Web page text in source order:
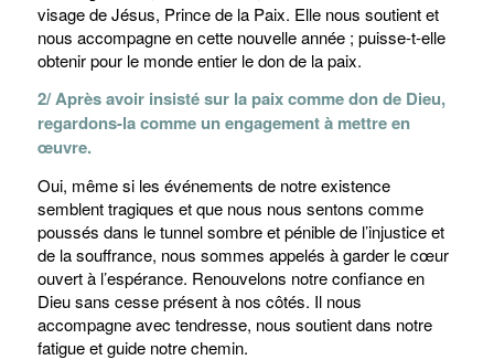
visage de Jésus, Prince de la Paix. Elle nous soutient et
nous accompagne en cette nouvelle année ; puisse-t-elle
obtenir pour le monde entier le don de la paix.
2/ Après avoir insisté sur la paix comme don de Dieu,
regardons-la comme un engagement à mettre en
œuvre.
Oui, même si les événements de notre existence
semblent tragiques et que nous nous sentons comme
poussés dans le tunnel sombre et pénible de l’injustice et
de la souffrance, nous sommes appelés à garder le cœur
ouvert à l’espérance. Renouvelons notre confiance en
Dieu sans cesse présent à nos côtés. Il nous
accompagne avec tendresse, nous soutient dans notre
fatigue et guide notre chemin.